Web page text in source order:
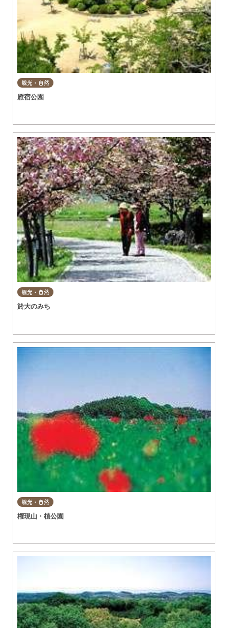
観光・自然
雁宿公園
観光・自然
於大のみち
観光・自然
権現山・植公園